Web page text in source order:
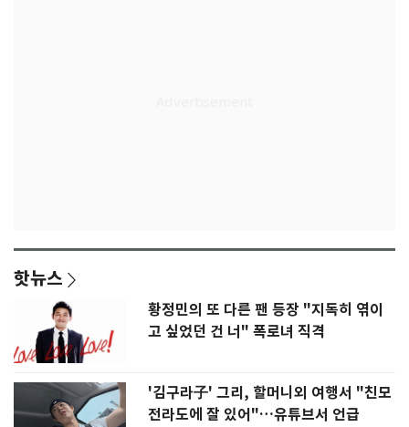
핫뉴스
황정민의 또 다른 팬 등장 "지독히 엮이
고 싶었던 건 너" 폭로녀 직격
'김구라子' 그리, 할머니외 여행서 "친모
전라도에 잘 있어"…유튜브서 언급